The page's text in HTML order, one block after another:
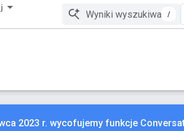
/
2023 r. wycofujemy funkcje